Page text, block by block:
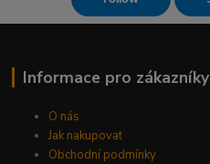
Informace pro zákazníky
O nás
Jak nakupovat
Obchodní podmínky